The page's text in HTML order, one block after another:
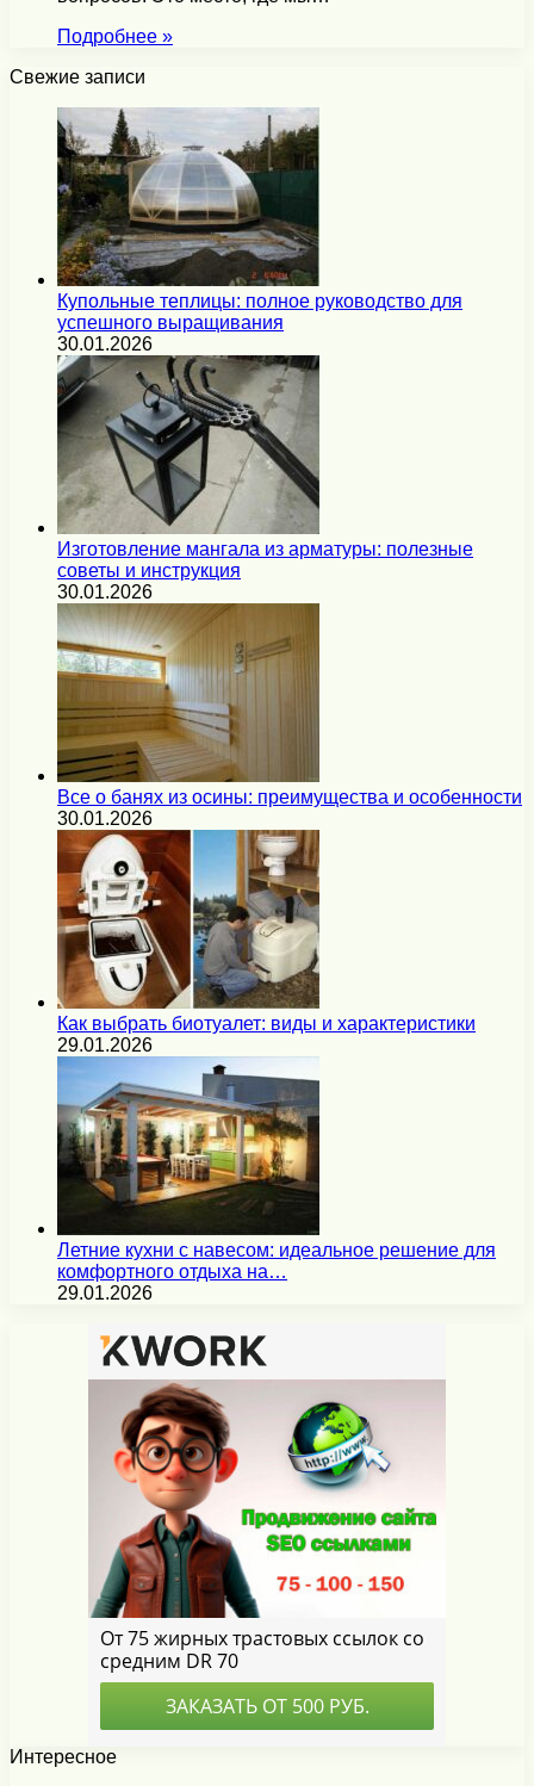
Подробнее »
Свежие записи
Купольные теплицы: полное руководство для
успешного выращивания
30.01.2026
Изготовление мангала из арматуры: полезные
советы и инструкция
30.01.2026
Все о банях из осины: преимущества и особенности
30.01.2026
Как выбрать биотуалет: виды и характеристики
29.01.2026
Летние кухни с навесом: идеальное решение для
комфортного отдыха на…
29.01.2026
Интересное